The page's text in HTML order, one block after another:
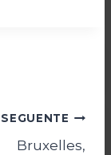
SEGUENTE
Bruxelles,